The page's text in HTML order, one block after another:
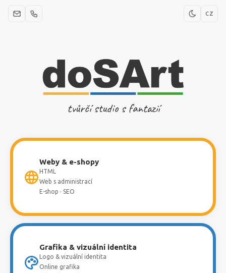
CZ
tvůrčí studio s fantazií
Weby & e-shopy
HTML
Web s administrací
E-shop · SEO
Grafika & vizuální identita
Logo & vizuální identita
Online grafika